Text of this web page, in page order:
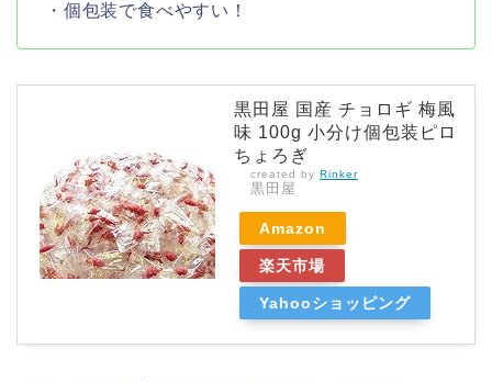
・個包装で食べやすい！
黒田屋 国産 チョロギ 梅風
味 100g 小分け個包装ピロ
ちょろぎ
created by Rinker
黒田屋
Amazon
楽天市場
Yahooショッピング